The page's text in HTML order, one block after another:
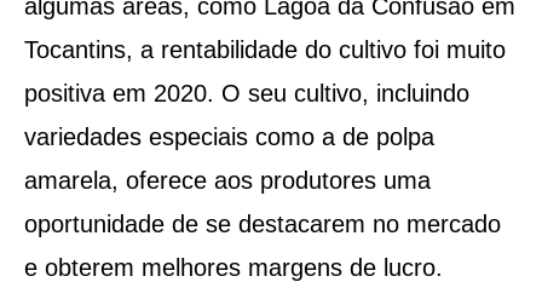
algumas áreas, como Lagoa da Confusão em
Tocantins, a rentabilidade do cultivo foi muito
positiva em 2020. O seu cultivo, incluindo
variedades especiais como a de polpa
amarela, oferece aos produtores uma
oportunidade de se destacarem no mercado
e obterem melhores margens de lucro.